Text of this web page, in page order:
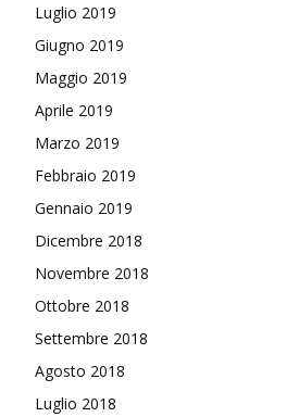
Luglio 2019
Giugno 2019
Maggio 2019
Aprile 2019
Marzo 2019
Febbraio 2019
Gennaio 2019
Dicembre 2018
Novembre 2018
Ottobre 2018
Settembre 2018
Agosto 2018
Luglio 2018